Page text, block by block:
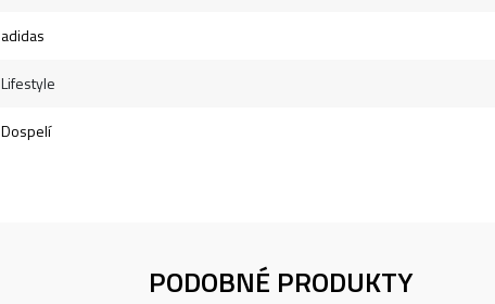
adidas
Lifestyle
Dospelí
PODOBNÉ PRODUKTY